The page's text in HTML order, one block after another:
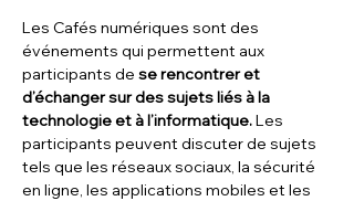
Les Cafés numériques sont des
événements qui permettent aux
participants de se rencontrer et
d’échanger sur des sujets liés à la
technologie et à l’informatique. Les
participants peuvent discuter de sujets
tels que les réseaux sociaux, la sécurité
en ligne, les applications mobiles et les